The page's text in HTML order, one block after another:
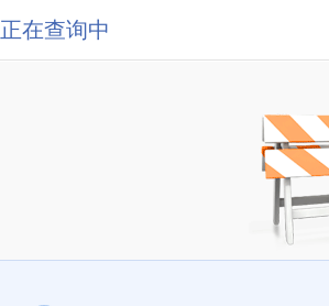
正在查询中